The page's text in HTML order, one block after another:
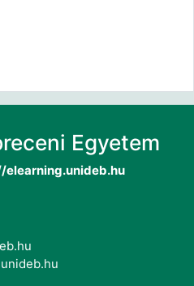
Egyetem
elearning.unideb.hu